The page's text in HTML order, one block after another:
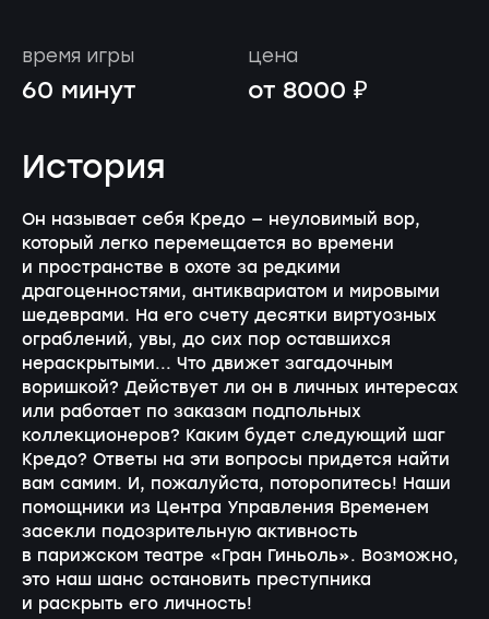
время игры
60 минут
цена
от 8000 ₽
История
Он называет себя Кредо — неуловимый вор,
который легко перемещается во времени
и пространстве в охоте за редкими
драгоценностями, антиквариатом и мировыми
шедеврами. На его счету десятки виртуозных
ограблений, увы, до сих пор оставшихся
нераскрытыми... Что движет загадочным
воришкой? Действует ли он в личных интересах
или работает по заказам подпольных
коллекционеров? Каким будет следующий шаг
Кредо? Ответы на эти вопросы придется найти
вам самим. И, пожалуйста, поторопитесь! Наши
помощники из Центра Управления Временем
засекли подозрительную активность
в парижском театре «Гран Гиньоль». Возможно,
это наш шанс остановить преступника
и раскрыть его личность!